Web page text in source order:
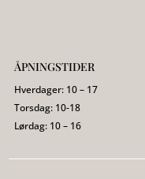
ÅPNINGSTIDER
Hverdager: 10 – 17
Torsdag: 10-18
Lørdag: 10 – 16